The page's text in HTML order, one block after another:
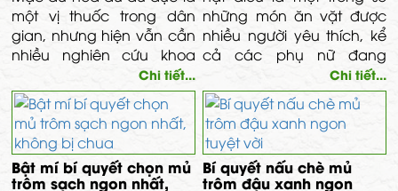
câu trả lời chi tiết nhất.
một vị thuốc trong dân
gian, nhưng hiện vẫn cần
nhiều nghiên cứu khoa
học về công dụng, cũng
như những cảnh báo về
đối tượng không nên sử
dụng. Vậy ai không nên
uống hoa đu đủ đực?
Chi tiết...
những món ăn vặt được
nhiều người yêu thích, kể
cả các phụ nữ đang
mang thai. Vậy bà bầu ăn
hạt điều có tốt không và
nên lưu ý những gì khi ăn
loại hạt này?
Chi tiết...
Bật mí bí quyết chọn mủ
trôm sạch ngon nhất,
Bí quyết nấu chè mủ
trôm đậu xanh ngon